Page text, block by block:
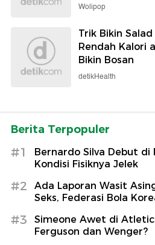
Wolipop
Trik Bikin
Rendah Kalori
Bikin Bosan
detikHealth
Berita Terpopuler
#1
Bernardo Silva Debut di
Kondisi Fisiknya Jelek
#2
Ada Laporan Wasit
Seks, Federasi Bola
#3
Simeone Awet di
Ferguson dan Wenger?